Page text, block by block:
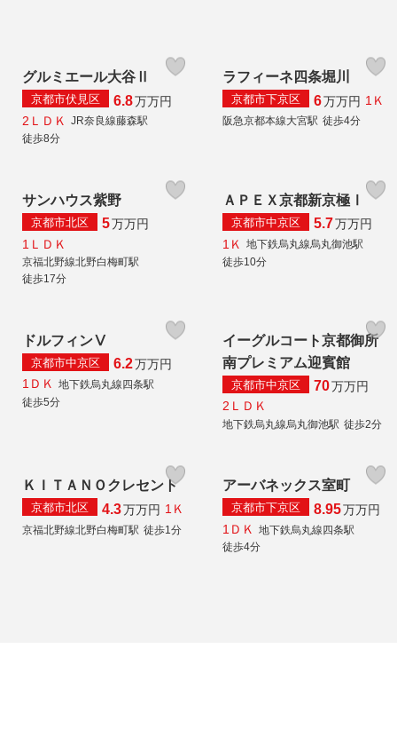
グルミエール大谷Ⅱ
京都市伏見区 6.8万万円
2ＬＤＫ
JR奈良線藤森駅
徒歩8分
ラフィーネ四条堀川
京都市下京区 6万万円 1Ｋ
阪急京都本線大宮駅 徒歩4分
サンハウス紫野
京都市北区 5万万円
1ＬＤＫ
京福北野線北野白梅町駅
徒歩17分
ＡＰＥＸ京都新京極Ⅰ
京都市中京区 5.7万万円
1Ｋ
地下鉄烏丸線烏丸御池駅
徒歩10分
ドルフィンⅤ
京都市中京区 6.2万万円
1ＤＫ 地下鉄烏丸線四条駅
徒歩5分
イーグルコート京都御所
南プレミアム迎賓館
京都市中京区 70万万円
2ＬＤＫ
地下鉄烏丸線烏丸御池駅 徒歩2分
ＫＩＴＡＮＯクレセント
京都市北区 4.3万万円 1Ｋ
京福北野線北野白梅町駅 徒歩1分
アーバネックス室町
京都市下京区 8.95万万円
1ＤＫ
地下鉄烏丸線四条駅
徒歩4分